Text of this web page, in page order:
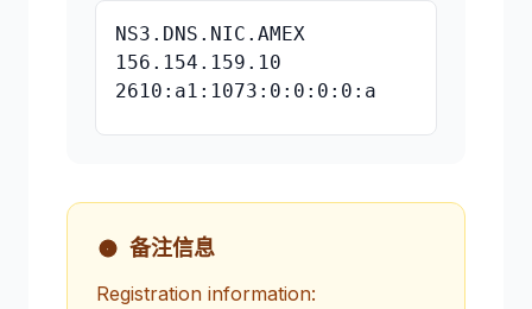
NS3.DNS.NIC.AMEX
156.154.159.10
2610:a1:1073:0:0:0:0:a
备注信息
Registration information: